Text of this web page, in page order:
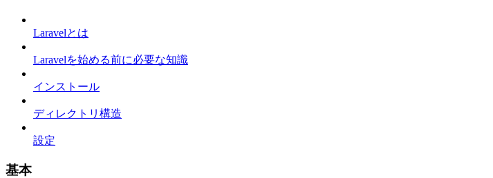
Laravelとは
Laravelを始める前に必要な知識
インストール
ディレクトリ構造
設定
基本